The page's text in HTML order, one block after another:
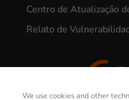
Centro de Atualização
Relato de
We use cookies and other